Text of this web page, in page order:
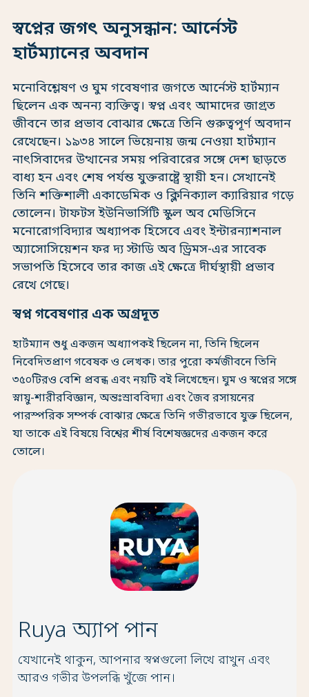
স্বপ্নের জগৎ অনুসন্ধান: আর্নেস্ট
হার্টম্যানের অবদান
মনোবিশ্লেষণ ও ঘুম গবেষণার জগতে আর্নেস্ট হার্টম্যান
ছিলেন এক অনন্য ব্যক্তিত্ব। স্বপ্ন এবং আমাদের জাগ্রত
জীবনে তার প্রভাব বোঝার ক্ষেত্রে তিনি গুরুত্বপূর্ণ অবদান
রেখেছেন। ১৯৩৪ সালে ভিয়েনায় জন্ম নেওয়া হার্টম্যান
নাৎসিবাদের উত্থানের সময় পরিবারের সঙ্গে দেশ ছাড়তে
বাধ্য হন এবং শেষ পর্যন্ত যুক্তরাষ্ট্রে স্থায়ী হন। সেখানেই
তিনি শক্তিশালী একাডেমিক ও ক্লিনিক্যাল ক্যারিয়ার গড়ে
তোলেন। টাফটস ইউনিভার্সিটি স্কুল অব মেডিসিনে
মনোরোগবিদ্যার অধ্যাপক হিসেবে এবং ইন্টারন্যাশনাল
অ্যাসোসিয়েশন ফর দ্য স্টাডি অব ড্রিমস-এর সাবেক
সভাপতি হিসেবে তার কাজ এই ক্ষেত্রে দীর্ঘস্থায়ী প্রভাব
রেখে গেছে।
স্বপ্ন গবেষণার এক অগ্রদূত
হার্টম্যান শুধু একজন অধ্যাপকই ছিলেন না, তিনি ছিলেন
নিবেদিতপ্রাণ গবেষক ও লেখক। তার পুরো কর্মজীবনে তিনি
৩৫০টিরও বেশি প্রবন্ধ এবং নয়টি বই লিখেছেন। ঘুম ও স্বপ্নের সঙ্গে
স্নায়ু-শারীরবিজ্ঞান, অন্তঃস্রাববিদ্যা এবং জৈব রসায়নের
পারস্পরিক সম্পর্ক বোঝার ক্ষেত্রে তিনি গভীরভাবে যুক্ত ছিলেন,
যা তাকে এই বিষয়ে বিশ্বের শীর্ষ বিশেষজ্ঞদের একজন করে
তোলে।
Ruya অ্যাপ পান
যেখানেই থাকুন, আপনার স্বপ্নগুলো লিখে রাখুন এবং
আরও গভীর উপলব্ধি খুঁজে পান।